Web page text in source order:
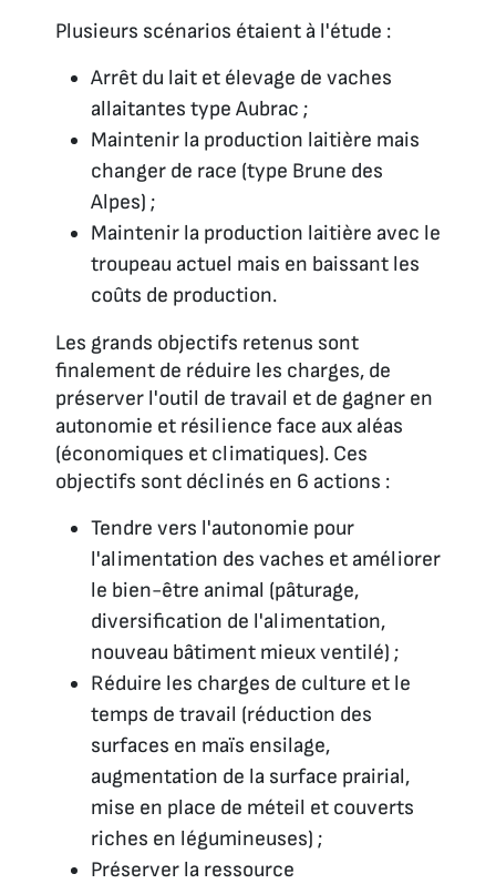
Plusieurs scénarios étaient à l'étude :
Arrêt du lait et élevage de vaches
allaitantes type Aubrac ;
Maintenir la production laitière mais
changer de race (type Brune des
Alpes) ;
Maintenir la production laitière avec le
troupeau actuel mais en baissant les
coûts de production.
Les grands objectifs retenus sont
finalement de réduire les charges, de
préserver l'outil de travail et de gagner en
autonomie et résilience face aux aléas
(économiques et climatiques). Ces
objectifs sont déclinés en 6 actions :
Tendre vers l'autonomie pour
l'alimentation des vaches et améliorer
le bien-être animal (pâturage,
diversification de l'alimentation,
nouveau bâtiment mieux ventilé) ;
Réduire les charges de culture et le
temps de travail (réduction des
surfaces en maïs ensilage,
augmentation de la surface prairial,
mise en place de méteil et couverts
riches en légumineuses) ;
Préserver la ressource